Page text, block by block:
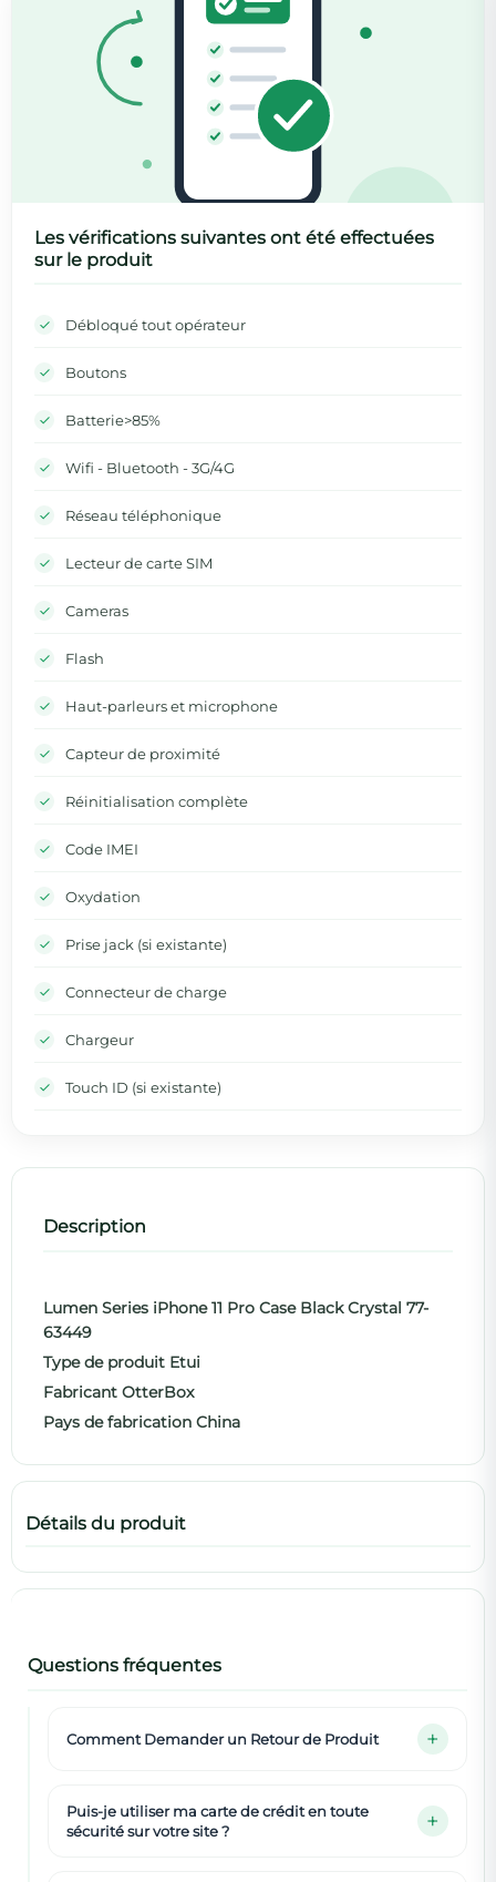
Les vérifications suivantes ont été effectuées
sur le produit
Débloqué tout opérateur
Boutons
Batterie>85%
Wifi - Bluetooth - 3G/4G
Réseau téléphonique
Lecteur de carte SIM
Cameras
Flash
Haut-parleurs et microphone
Capteur de proximité
Réinitialisation complète
Code IMEI
Oxydation
Prise jack (si existante)
Connecteur de charge
Chargeur
Touch ID (si existante)
Description
Lumen Series iPhone 11 Pro Case Black Crystal 77-
63449
Type de produit Etui
Fabricant OtterBox
Pays de fabrication China
Détails du produit
Questions fréquentes
Comment Demander un Retour de Produit
Puis-je utiliser ma carte de crédit en toute
sécurité sur votre site ?